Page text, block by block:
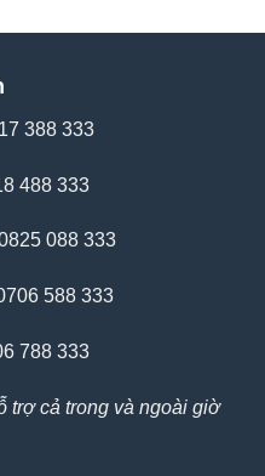
388 333
488 333
088 333
588 333
788 333
trợ cả trong và ngoài giờ